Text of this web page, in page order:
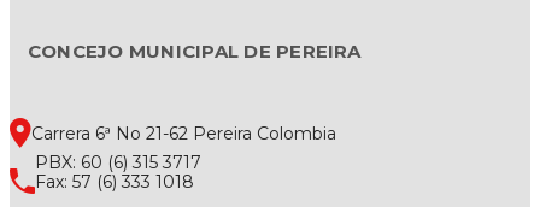
CONCEJO MUNICIPAL DE PEREIRA
Carrera 6ª No 21-62 Pereira Colombia
PBX: 60 (6) 315 3717
Fax: 57 (6) 333 1018